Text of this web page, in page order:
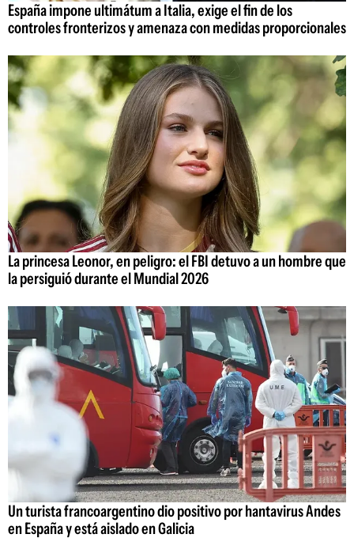
España impone ultimátum a Italia, exige el fin de los
controles fronterizos y amenaza con medidas proporcionales
La princesa Leonor, en peligro: el FBI detuvo a un hombre que
la persiguió durante el Mundial 2026
Un turista francoargentino dio positivo por hantavirus Andes
en España y está aislado en Galicia